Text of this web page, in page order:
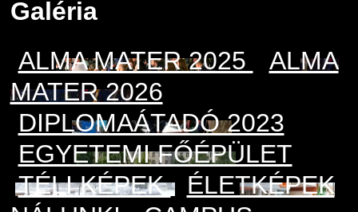
Galéria
ALMA MATER 2025
ALMA
MATER 2026
DIPLOMAÁTADÓ 2023
EGYETEMI FŐÉPÜLET
TÉLI KÉPEK
ÉLETKÉPEK